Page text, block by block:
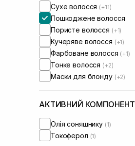
Сухе волосся (+11)
Пошкоджене волосся
Пористе волосся (+1)
Кучеряве волосся (+1)
Фарбоване волосся (+1)
Тонке волосся (+2)
Маски для блонду (+2)
АКТИВНИЙ КОМПОНЕНТ
Олія соняшнику (1)
Токоферол (1)